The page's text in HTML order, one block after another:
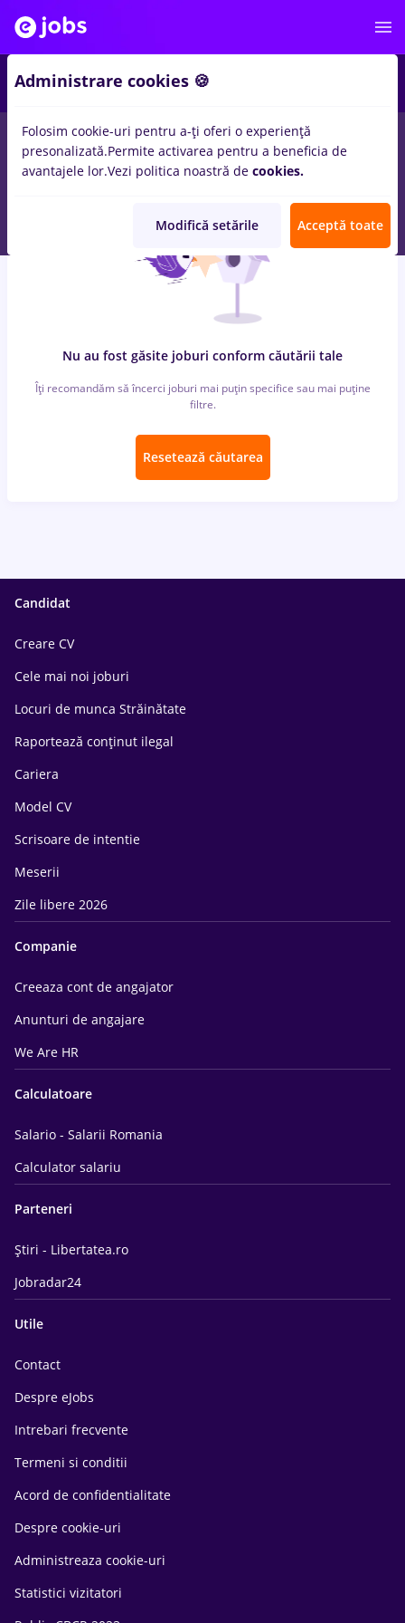
locuri de muncaagronomie in Bucurestiin Constructii /
Instalatii
Nu au fost găsite joburi conform căutării tale
Îți recomandăm să încerci joburi mai puțin specifice sau mai puține
filtre.
Resetează căutarea
Candidat
Creare CV
Cele mai noi joburi
Locuri de munca Străinătate
Raportează conținut ilegal
Cariera
Model CV
Scrisoare de intentie
Meserii
Zile libere 2026
Companie
Creeaza cont de angajator
Anunturi de angajare
We Are HR
Calculatoare
Salario - Salarii Romania
Calculator salariu
Parteneri
Știri - Libertatea.ro
Jobradar24
Utile
Contact
Despre eJobs
Intrebari frecvente
Termeni si conditii
Acord de confidentialitate
Despre cookie-uri
Administreaza cookie-uri
Statistici vizitatori
Administrare cookies 🍪
Folosim cookie-uri pentru a-ți oferi o experiență
presonalizată.Permite activarea pentru a beneficia de
avantajele lor.Vezi politica noastră de cookies.
Modifică setările Acceptă toate